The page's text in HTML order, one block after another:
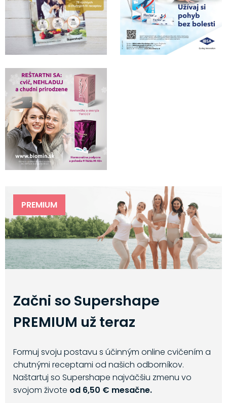
PREMIUM
Začni so Supershape
PREMIUM už teraz
Formuj svoju postavu s účinným online cvičením a
chutnými receptami od našich odborníkov.
Naštartuj so Supershape najväčšiu zmenu vo
svojom živote od 6,50 € mesačne.